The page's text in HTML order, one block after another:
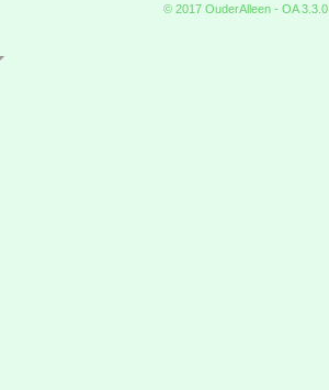
© 2017 OuderAlleen - OA 3.3.0